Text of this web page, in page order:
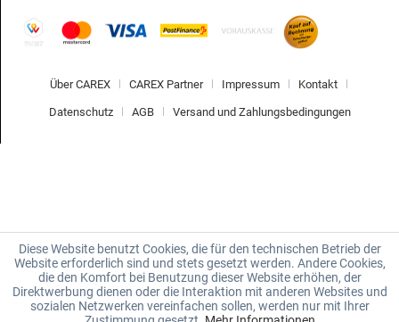
Über CAREX CAREX Partner Impressum Kontakt
Datenschutz AGB Versand und Zahlungsbedingungen
Diese Website benutzt Cookies, die für den technischen Betrieb der
Website erforderlich sind und stets gesetzt werden. Andere Cookies,
die den Komfort bei Benutzung dieser Website erhöhen, der
Direktwerbung dienen oder die Interaktion mit anderen Websites und
sozialen Netzwerken vereinfachen sollen, werden nur mit Ihrer